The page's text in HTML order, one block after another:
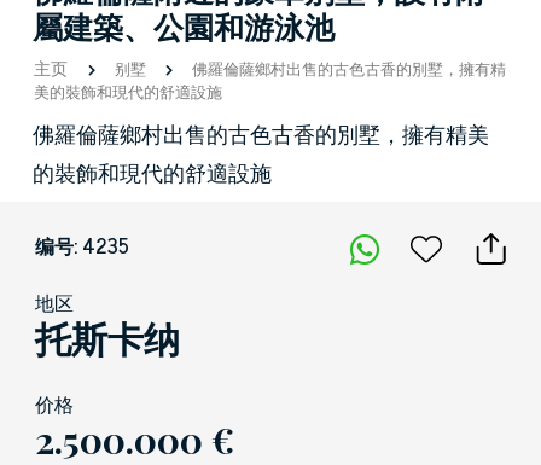
屬建築、公園和游泳池
主页 别墅
佛羅倫薩鄉村出售的古色古香的別墅，擁有精
美的裝飾和現代的舒適設施
佛羅倫薩鄉村出售的古色古香的別墅，擁有精美
的裝飾和現代的舒適設施
编号: 4235
地区
托斯卡纳
价格
2.500.000 €